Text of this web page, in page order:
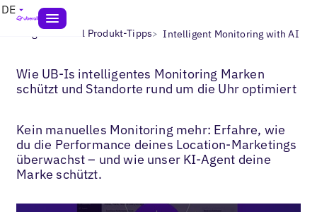
DE
Blogs> Uberall Produkt-Tipps> Intelligent Monitoring with AI
Wie UB-Is intelligentes Monitoring Marken
schützt und Standorte rund um die Uhr optimiert
Kein manuelles Monitoring mehr: Erfahre, wie
du die Performance deines Location-Marketings
überwachst – und wie unser KI-Agent deine
Marke schützt.